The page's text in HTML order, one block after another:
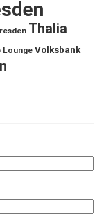
Thalia
Lounge Volksbank